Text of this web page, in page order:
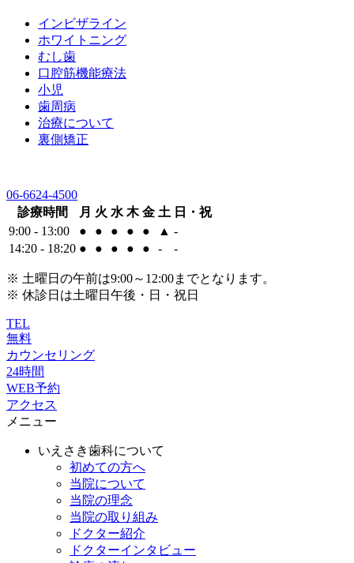
インビザライン
ホワイトニング
むし歯
口腔筋機能療法
小児
歯周病
治療について
裏側矯正
06-6624-4500
診療時間
月 火 水 木 金 土 日・祝
9:00 - 13:00
● ● ● ● ● ▲ -
14:20 - 18:20 ● ● ● ● ● - -
※ 土曜日の午前は9:00～12:00までとなります。
※ 休診日は土曜日午後・日・祝日
TEL
無料
カウンセリング
24時間
WEB予約
アクセス
メニュー
いえさき歯科について
初めての方へ
当院について
当院の理念
当院の取り組み
ドクター紹介
ドクターインタビュー